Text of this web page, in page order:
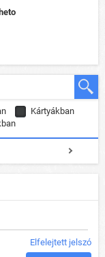
Kártyákban
Elfelejtett jelszó